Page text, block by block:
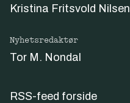
Kristina Fritsvold Nilsen
Nyhetsredaktør
Tor M. Nondal
RSS-feed forside